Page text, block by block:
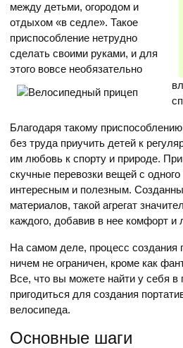
между детьми, огородом и
отдыхом «в седле». Такое
приспособление нетрудно
сделать своими руками, и для
этого вовсе необязательно
Благодаря такому
без труда приучить детей к
им любовь к спорту и природе.
скучные перевозки вещей с
интересным и полезным.
материалов, такой агрегат
каждого, добавив в нее комфорт и
На самом деле, процесс создания
ничем не ограничен, кроме как
Все, что вы можете найти у себя в
пригодиться для создания
велосипеда.
Основные шаги